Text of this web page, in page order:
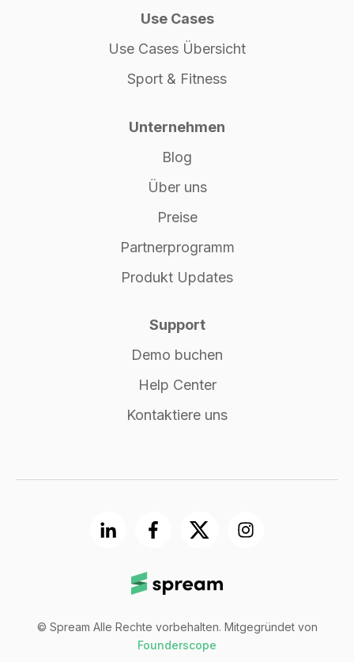
Use Cases
Use Cases Übersicht
Sport & Fitness
Unternehmen
Blog
Über uns
Preise
Partnerprogramm
Produkt Updates
Support
Demo buchen
Help Center
Kontaktiere uns
© Spream Alle Rechte vorbehalten. Mitgegründet von
Founderscope